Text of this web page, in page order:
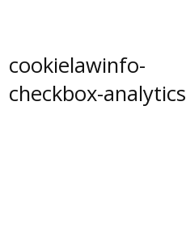
cookielawinfo-
checkbox-analytics